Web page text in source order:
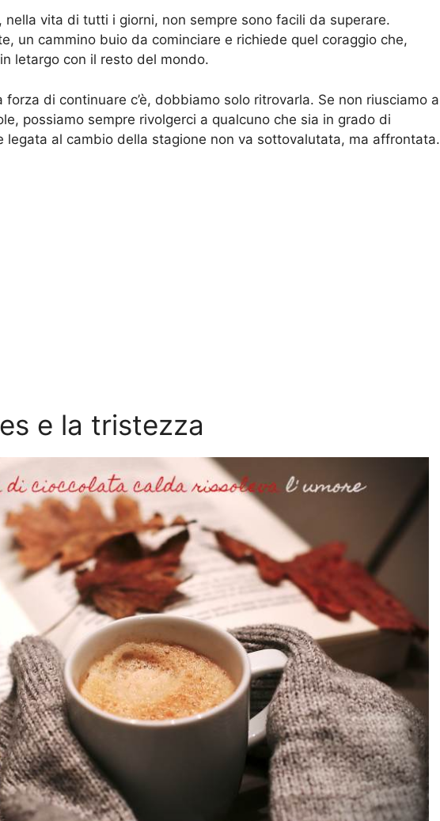
nella vita di tutti i giorni, non sempre sono facili da superare.
un cammino buio da cominciare e richiede quel coraggio che,
letargo con il resto del mondo.
forza di continuare c’è, dobbiamo solo ritrovarla. Se non riusciamo a
possiamo sempre rivolgerci a qualcuno che sia in grado di
legata al cambio della stagione non va sottovalutata, ma affrontata.
e la tristezza